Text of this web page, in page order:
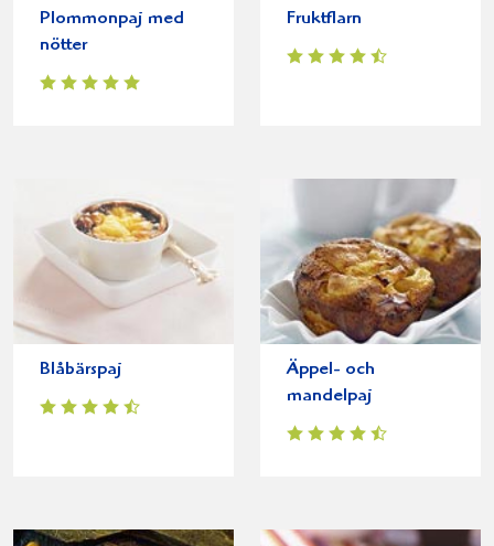
Plommonpaj med
nötter
Fruktflarn
Blåbärspaj
Äppel- och
mandelpaj